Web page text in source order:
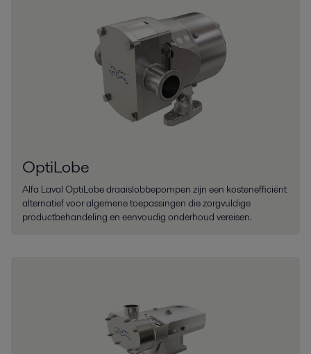
OptiLobe
Alfa Laval OptiLobe draaislobbepompen zijn een kostenefficiënt
alternatief voor algemene toepassingen die zorgvuldige
productbehandeling en eenvoudig onderhoud vereisen.